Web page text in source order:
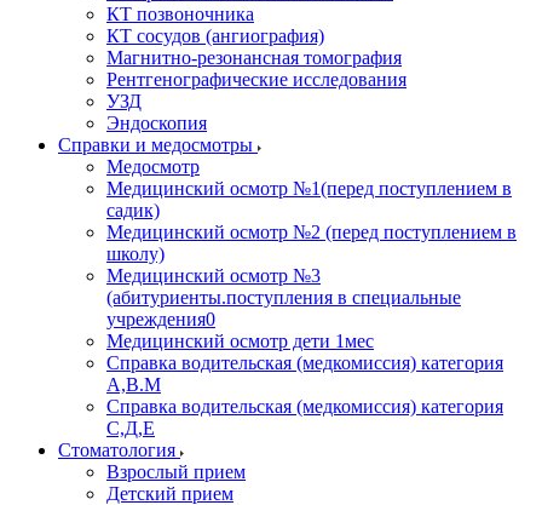
КТ позвоночника
КТ сосудов (ангиография)
Магнитно-резонансная томография
Рентгенографические исследования
УЗД
Эндоскопия
Справки и медосмотры
Медосмотр
Медицинский осмотр №1(перед поступлением в
садик)
Медицинский осмотр №2 (перед поступлением в
школу)
Медицинский осмотр №3
(абитуриенты.поступления в специальные
учреждения0
Медицинский осмотр дети 1мес
Справка водительская (медкомиссия) категория
А,В.М
Справка водительская (медкомиссия) категория
С,Д,Е
Стоматология
Взрослый прием
Детский прием